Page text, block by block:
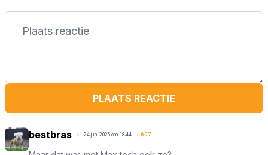
PLAATS REACTIE
bestbras 24 juni 2025 om 18:44 + 697